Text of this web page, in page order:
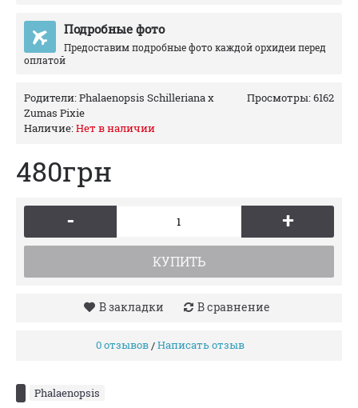
Подробные фото
Предоставим подробные фото каждой орхидеи перед
оплатой
Просмотры: 6162
Родители:Phalaenopsis Schilleriana x
Zumas Pixie
Наличие:Нет в наличии
480грн
- +
КУПИТЬ
В закладки В сравнение
0 отзывов/Написать отзыв
Phalaenopsis